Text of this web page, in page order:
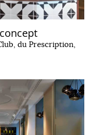
du Prescription,